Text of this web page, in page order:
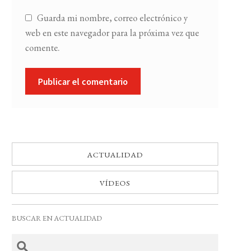
Guarda mi nombre, correo electrónico y
web en este navegador para la próxima vez que
comente.
ACTUALIDAD
VÍDEOS
BUSCAR EN ACTUALIDAD